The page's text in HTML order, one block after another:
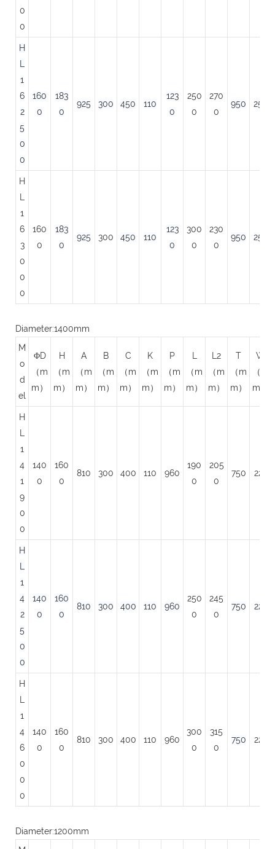
0
0
H
1
6
2
5
0
0
160
0
183
0
925 300 450 110
123
0
250
0
270
0
950 250
H
1
6
3
0
0
0
160
0
183
0
925 300 450 110
123
0
300
0
230
0
950 250
Diameter:1400mm
M
o
d
el
ΦD
（m
m）
H
（m
m）
A
（m
m）
B
（m
m）
C
（m
m）
K
（m
m）
P
（m
m）
（m
m）
L2
（m
m）
T
（m
m）
W
（m
m）
H
1
4
1
9
0
0
140
0
160
0
810 300 400 110 960
190
0
205
0
750 225
H
1
4
2
5
0
0
140
0
160
0
810 300 400 110 960
250
0
245
0
750 225
H
1
4
6
0
0
0
140
0
160
0
810 300 400 110 960
300
0
315
0
750 225
Diameter:1200mm